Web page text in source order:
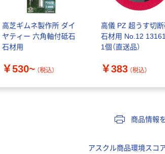
高芝ギムネ製作所 ダイ
ヤティー 六角軸付砥石
石材用
￥530~ （税込）
高儀 PZ 超うす切
石材用 No.12
1個（直送品）
￥383 （税込）
商品情報
アスクル商品環境スコ